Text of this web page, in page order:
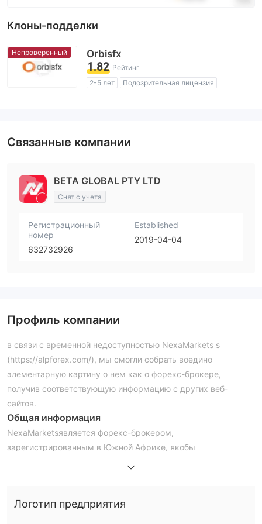
Клоны-подделки
Непроверенный Orbisfx
1.82 Рейтинг
2-5 лет
Подозрительная лицензия
Связанные компании
BETA GLOBAL PTY LTD
Снят с учета
Регистрационный
номер
632732926
Established
2019-04-04
Профиль компании
в связи с временной недоступностью NexaMarkets s
(https://alpforex.com/), мы смогли собрать воедино
элементарную картину о нем как о форекс-брокере,
получив соответствующую информацию с других веб-
сайтов.
Общая информация
NexaMarketsявляется форекс-брокером,
зарегистрированным в Южной Африке, якобы
официально не регулируется никакими регулирующими
Логотип предприятия